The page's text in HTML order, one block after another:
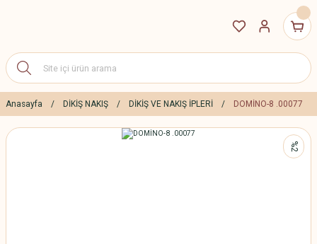
Anasayfa DİKİŞ NAKIŞ DİKİŞ VE NAKIŞ İPLERİ DOMİNO-8 .00077
%2